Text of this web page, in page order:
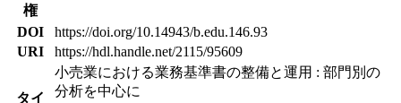
権
DOI
https://doi.org/10.14943/b.edu.146.93
URI
https://hdl.handle.net/2115/95609
タイ
小売業における業務基準書の整備と運用 : 部門別の
分析を中心に